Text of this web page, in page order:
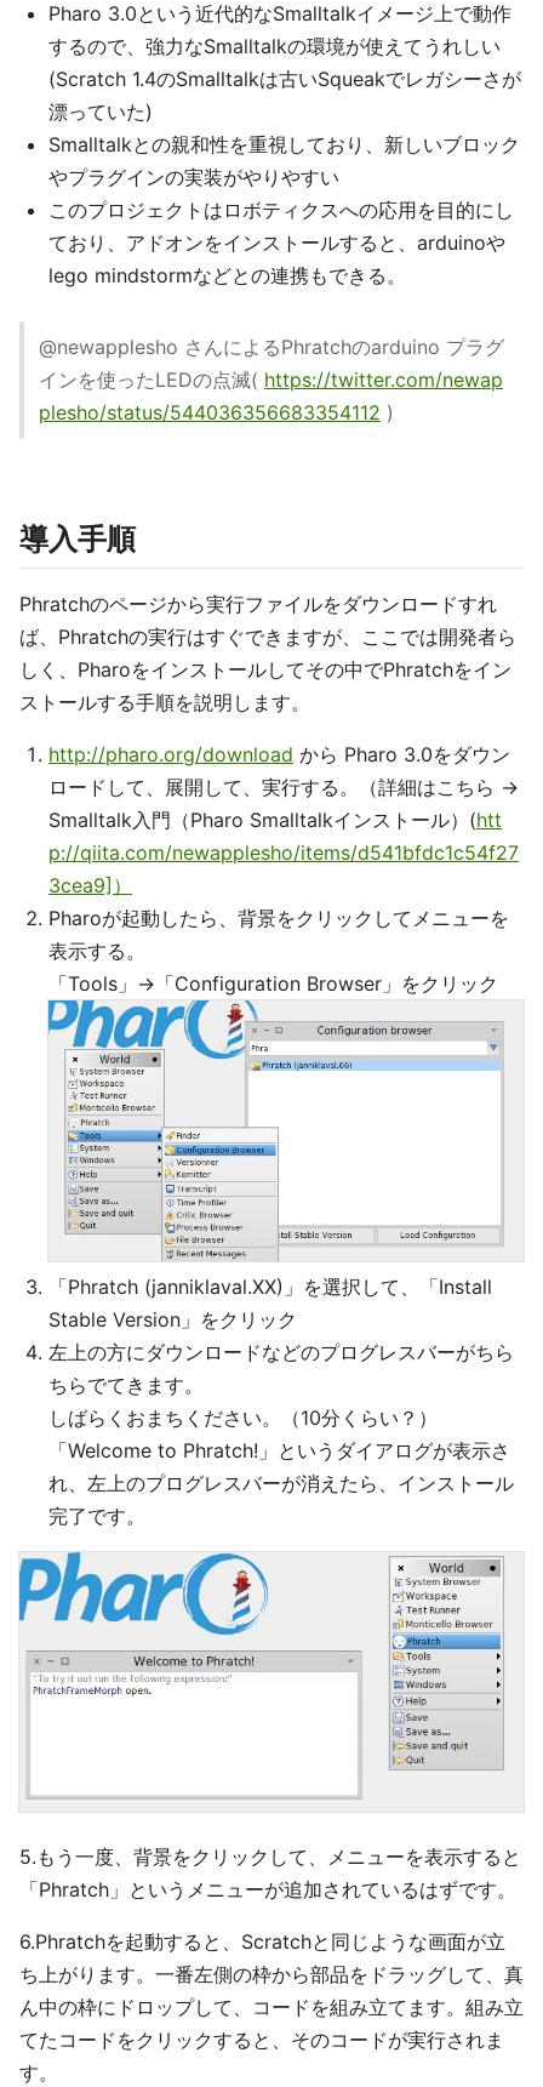
Pharo 3.0という近代的なSmalltalkイメージ上で動作
するので、強力なSmalltalkの環境が使えてうれしい
(Scratch 1.4のSmalltalkは古いSqueakでレガシーさが
漂っていた)
Smalltalkとの親和性を重視しており、新しいブロック
やプラグインの実装がやりやすい
このプロジェクトはロボティクスへの応用を目的にし
ており、アドオンをインストールすると、arduinoや
lego mindstormなどとの連携もできる。
@newapplesho さんによるPhratchのarduino プラグ
インを使ったLEDの点滅( https://twitter.com/newap
plesho/status/544036356683354112 )
導入手順
Phratchのページから実行ファイルをダウンロードすれ
ば、Phratchの実行はすぐできますが、ここでは開発者ら
しく、Pharoをインストールしてその中でPhratchをイン
ストールする手順を説明します。
http://pharo.org/download から Pharo 3.0をダウン
ロードして、展開して、実行する。（詳細はこちら →
Smalltalk入門（Pharo Smalltalkインストール）(htt
p://qiita.com/newapplesho/items/d541bfdc1c54f27
3cea9]）
Pharoが起動したら、背景をクリックしてメニューを
表示する。
「Tools」→「Configuration Browser」をクリック
「Phratch (janniklaval.XX)」を選択して、「Install
Stable Version」をクリック
左上の方にダウンロードなどのプログレスバーがちら
ちらでてきます。
しばらくおまちください。（10分くらい？）
「Welcome to Phratch!」というダイアログが表示さ
れ、左上のプログレスバーが消えたら、インストール
完了です。
5.もう一度、背景をクリックして、メニューを表示すると
「Phratch」というメニューが追加されているはずです。
6.Phratchを起動すると、Scratchと同じような画面が立
ち上がります。一番左側の枠から部品をドラッグして、真
ん中の枠にドロップして、コードを組み立てます。組み立
てたコードをクリックすると、そのコードが実行されま
す。